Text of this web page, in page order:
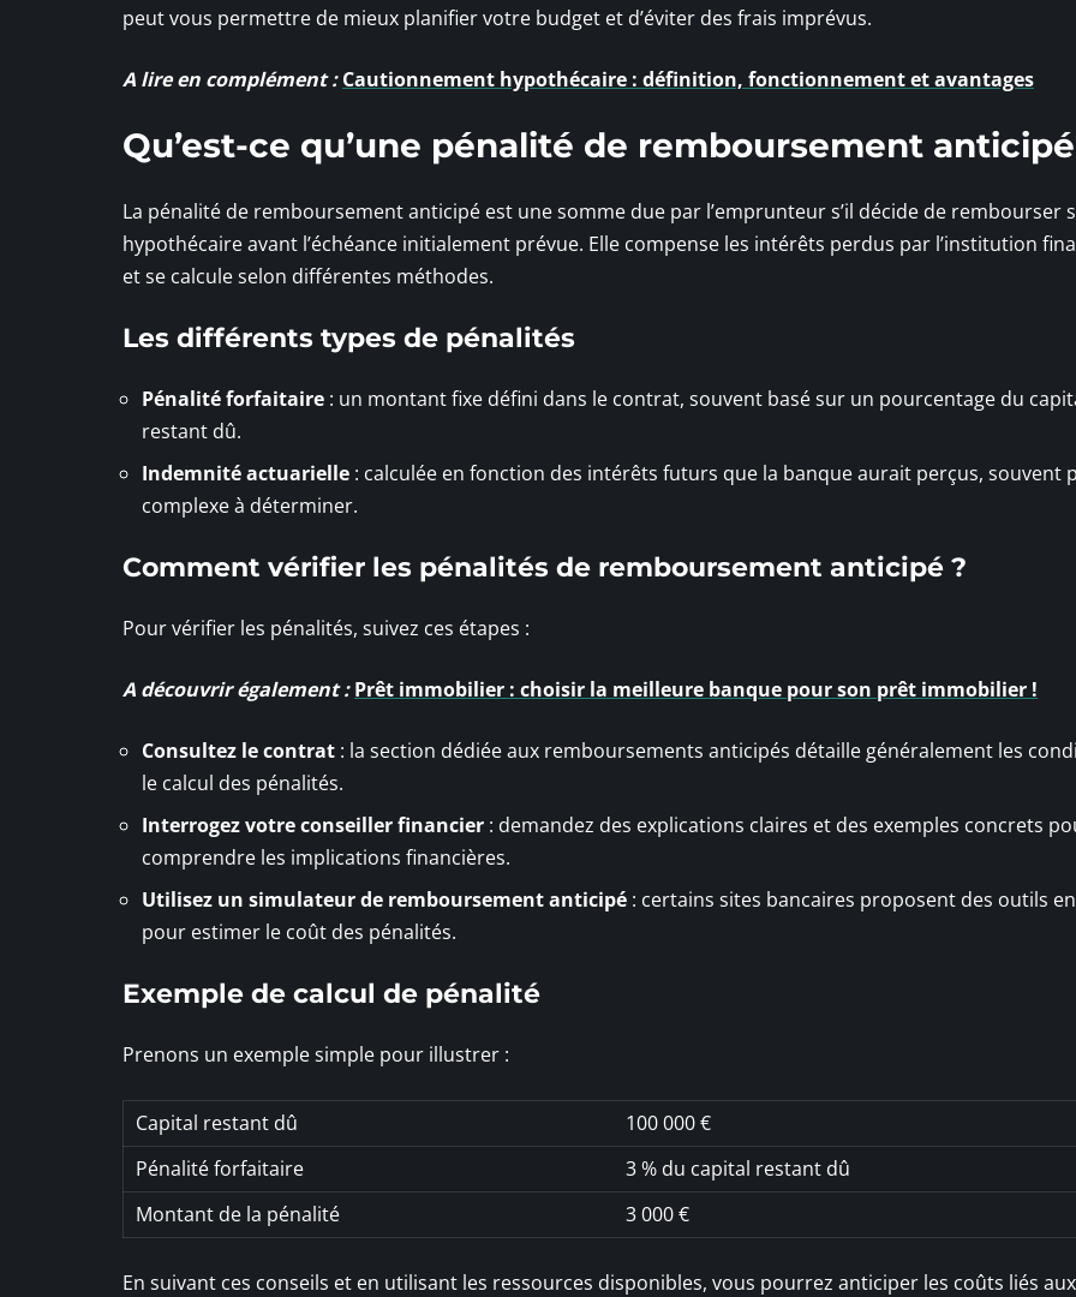
peut vous permettre de mieux planifier votre budget et d’éviter des frais imprévus.
A lire en complément : Cautionnement hypothécaire : définition, fonctionnement et avantages
Qu’est-ce qu’une pénalité de remboursement
La pénalité de remboursement anticipé est une somme due par l’emprunteur s’il décide de rembourser
hypothécaire avant l’échéance initialement prévue. Elle compense les intérêts perdus par l’institution
et se calcule selon différentes méthodes.
Les différents types de pénalités
Pénalité forfaitaire : un montant fixe défini dans le contrat, souvent basé sur un pourcentage du
restant dû.
Indemnité actuarielle : calculée en fonction des intérêts futurs que la banque aurait perçus, souvent
complexe à déterminer.
Comment vérifier les pénalités de remboursement anticipé ?
Pour vérifier les pénalités, suivez ces étapes :
A découvrir également : Prêt immobilier : choisir la meilleure banque pour son prêt immobilier !
Consultez le contrat : la section dédiée aux remboursements anticipés détaille généralement les
le calcul des pénalités.
Interrogez votre conseiller financier : demandez des explications claires et des exemples concrets
comprendre les implications financières.
Utilisez un simulateur de remboursement anticipé : certains sites bancaires proposent des outils
pour estimer le coût des pénalités.
Exemple de calcul de pénalité
Prenons un exemple simple pour illustrer :
Capital restant dû
100 000 €
Pénalité forfaitaire
3 % du capital restant dû
Montant de la pénalité
3 000 €
En suivant ces conseils et en utilisant les ressources disponibles, vous pourrez anticiper les coûts liés aux